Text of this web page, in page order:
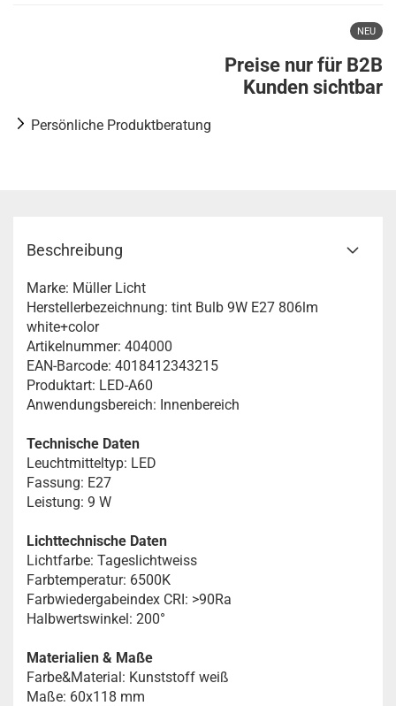
NEU
Preise nur für B2B
Kunden sichtbar
Persönliche Produktberatung
Beschreibung
Marke: Müller Licht
Herstellerbezeichnung: tint Bulb 9W E27 806lm
white+color
Artikelnummer: 404000
EAN-Barcode: 4018412343215
Produktart: LED-A60
Anwendungsbereich: Innenbereich
Technische Daten
Leuchtmitteltyp: LED
Fassung: E27
Leistung: 9 W
Lichttechnische Daten
Lichtfarbe: Tageslichtweiss
Farbtemperatur: 6500K
Farbwiedergabeindex CRI: >90Ra
Halbwertswinkel: 200°
Materialien & Maße
Farbe&Material: Kunststoff weiß
Maße: 60x118 mm